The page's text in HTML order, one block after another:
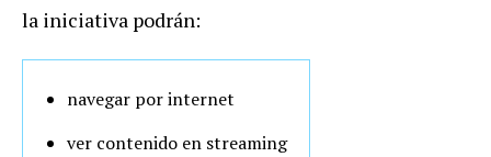
la iniciativa podrán:
navegar por internet
ver contenido en streaming